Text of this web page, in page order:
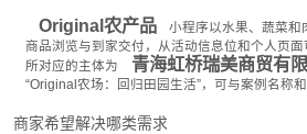
Original农产品
小程序以水果、蔬菜和
商品浏览与到家交付，从活动信息位和个人页
所对应的主体为
青海虹桥瑞美商贸有
“Original农场：回归田园生活”，可与案例名称
商家希望解决哪类需求